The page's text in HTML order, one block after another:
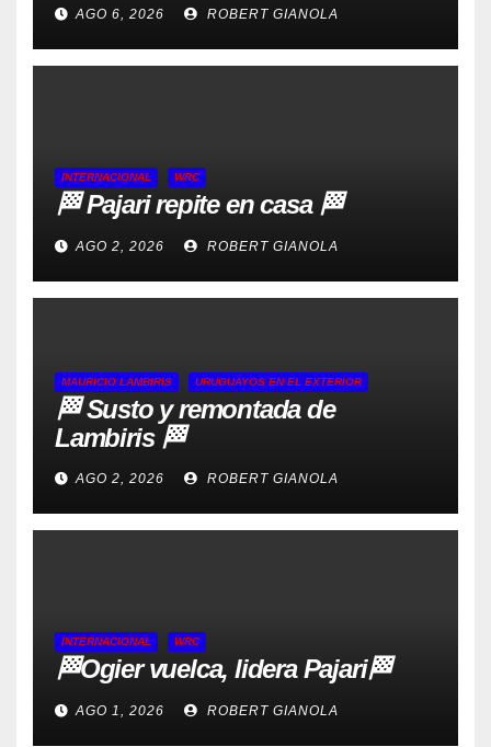
AGO 6, 2026 ROBERT GIANOLA
INTERNACIONAL WRC
🏁 Pajari repite en casa 🏁
AGO 2, 2026 ROBERT GIANOLA
MAURICIO LAMBIRIS URUGUAYOS EN EL EXTERIOR
🏁 Susto y remontada de
Lambiris 🏁
AGO 2, 2026 ROBERT GIANOLA
INTERNACIONAL WRC
🏁Ogier vuelca, lidera Pajari🏁
AGO 1, 2026 ROBERT GIANOLA